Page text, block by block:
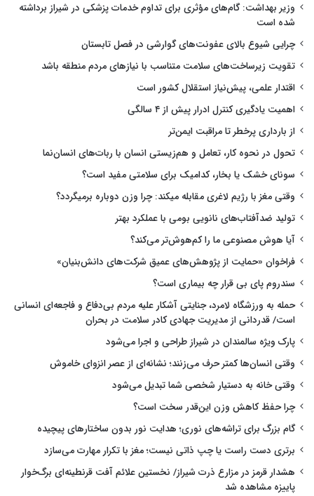
وزیر بهداشت: گام‌های مؤثری برای تداوم خدمات پزشکی در شیراز برداشته
شده است
چرایی شیوع بالای عفونت‌های گوارشی در فصل تابستان
تقویت زیرساخت‌های سلامت متناسب با نیازهای مردم منطقه باشد
اقتدار علمی، پیش‌نیاز استقلال کشور است
اهمیت یادگیری کنترل ادرار پیش از ۴ سالگی
از بارداری پرخطر تا مراقبت ایمن‌تر
تحول در نحوه کار، تعامل و هم‌زیستی انسان با ربات‌های انسان‌نما
سونای خشک یا بخار، کدامیک برای سلامتی مفید است؟
وقتی مغز با رژیم لاغری مقابله میکند: چرا وزن دوباره برمیگردد؟
تولید ضدآفتاب‌های نانویی بومی با عملکرد بهتر
آیا هوش مصنوعی ما را کم‌هوش‌تر می‌کند؟
فراخوان «حمایت از پژوهش‌های عمیق شرکت‌های دانش‌بنیان»
سندروم پای بی قرار چه بیماری است؟
حمله به ورزشگاه لامرد، جنایتی آشکار علیه مردم بی‌دفاع و فاجعه‌ای انسانی
است/ قدردانی از مدیریت جهادی کادر سلامت در بحران
پارک ویژه سالمندان در شیراز طراحی و اجرا می‌شود
وقتی انسان‌ها کمتر حرف می‌زنند؛ نشانه‌ای از عصر انزوای خاموش
وقتی خانه به دستیار شخصی شما تبدیل می‌شود
چرا حفظ کاهش وزن این‌قدر سخت است؟
گام بزرگ برای تراشه‌های نوری؛ هدایت نور بدون ساختارهای پیچیده
برتری دست راست یا چپ ذاتی نیست؛ مغز با تکرار مهارت می‌سازد
هشدار قرمز در مزارع ذرت شیراز/ نخستین علائم آفت قرنطینه‌ای برگ‌خوار
پاییزه مشاهده شد